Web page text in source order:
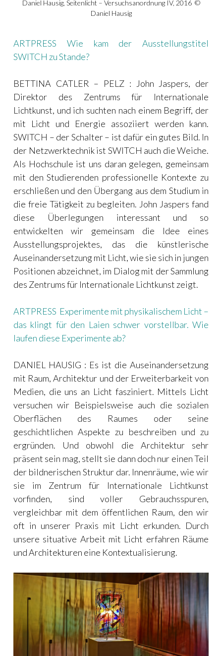
Daniel Hausig, Seitenlicht – Versuchsanordnung IV, 2016 ©
Daniel Hausig
ARTPRESS Wie kam der Ausstellungstitel
SWITCH zu Stande?
BETTINA CATLER – PELZ : John Jaspers, der
Direktor des Zentrums für Internationale
Lichtkunst, und ich suchten nach einem Begriff, der
mit Licht und Energie assoziiert werden kann.
SWITCH – der Schalter – ist dafür ein gutes Bild. In
der Netzwerktechnik ist SWITCH auch die Weiche.
Als Hochschule ist uns daran gelegen, gemeinsam
mit den Studierenden professionelle Kontexte zu
erschließen und den Übergang aus dem Studium in
die freie Tätigkeit zu begleiten. John Jaspers fand
diese Überlegungen interessant und so
entwickelten wir gemeinsam die Idee eines
Ausstellungsprojektes, das die künstlerische
Auseinandersetzung mit Licht, wie sie sich in jungen
Positionen abzeichnet, im Dialog mit der Sammlung
des Zentrums für Internationale Lichtkunst zeigt.
ARTPRESS Experimente mit physikalischem Licht –
das klingt für den Laien schwer vorstellbar. Wie
laufen diese Experimente ab?
DANIEL HAUSIG : Es ist die Auseinandersetzung
mit Raum, Architektur und der Erweiterbarkeit von
Medien, die uns an Licht fasziniert. Mittels Licht
versuchen wir Beispielsweise auch die sozialen
Oberflächen des Raumes oder seine
geschichtlichen Aspekte zu beschreiben und zu
ergründen. Und obwohl die Architektur sehr
präsent sein mag, stellt sie dann doch nur einen Teil
der bildnerischen Struktur dar. Innenräume, wie wir
sie im Zentrum für Internationale Lichtkunst
vorfinden, sind voller Gebrauchsspuren,
vergleichbar mit dem öffentlichen Raum, den wir
oft in unserer Praxis mit Licht erkunden. Durch
unsere situative Arbeit mit Licht erfahren Räume
und Architekturen eine Kontextualisierung.